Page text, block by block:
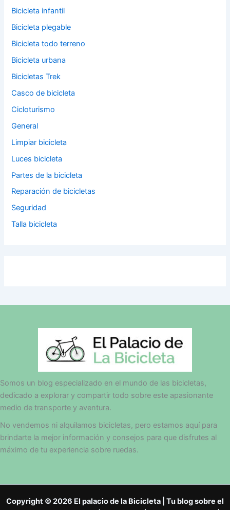
Bicicleta infantil
Bicicleta plegable
Bicicleta todo terreno
Bicicleta urbana
Bicicletas Trek
Casco de bicicleta
Cicloturismo
General
Limpiar bicicleta
Luces bicicleta
Partes de la bicicleta
Reparación de bicicletas
Seguridad
Talla bicicleta
Somos un blog especializado en el mundo de las bicicletas,
dedicado a explorar y compartir todo sobre este apasionante
medio de transporte y aventura.
No vendemos ni alquilamos bicicletas, pero estamos aquí para
brindarte la mejor información y consejos para que disfrutes al
máximo de tu experiencia sobre ruedas.
Copyright © 2026 El palacio de la Bicicleta | Tu blog sobre el